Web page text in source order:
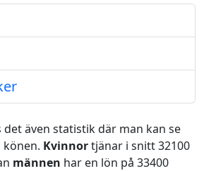
även statistik där man kan se
Kvinnortjänar i snitt 32100
männen har en lön på 33400